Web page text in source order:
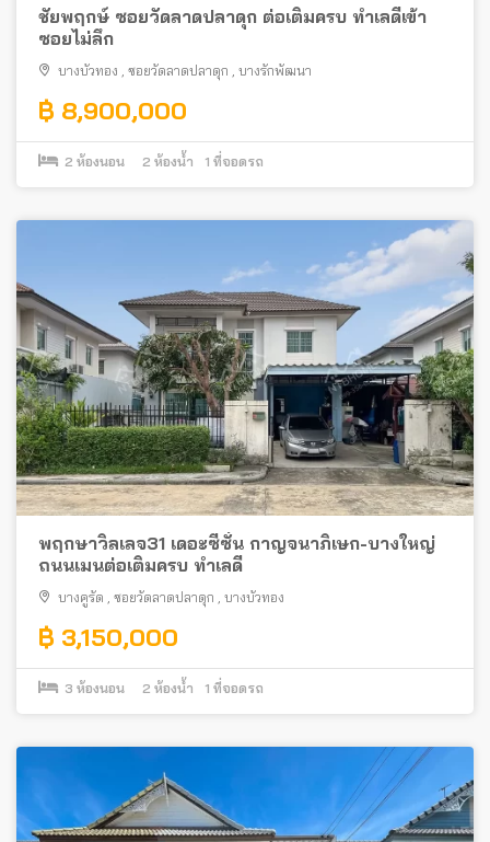
ชัยพฤกษ์ ซอยวัดลาดปลาดุก ต่อเติมครบ ทำเลดีเข้า
ซอยไม่ลึก
บางบัวทอง ซอยวัดลาดปลาดุก บางรักพัฒนา
฿ 8,900,000
2 ห้องนอน 2 ห้องน้ำ 1 ที่จอดรถ
พฤกษาวิลเลจ31 เดอะซีซั่น กาญจนาภิเษก-บางใหญ่
ถนนเมนต่อเติมครบ ทำเลดี
บางคูรัด ซอยวัดลาดปลาดุก บางบัวทอง
฿ 3,150,000
3 ห้องนอน 2 ห้องน้ำ 1 ที่จอดรถ